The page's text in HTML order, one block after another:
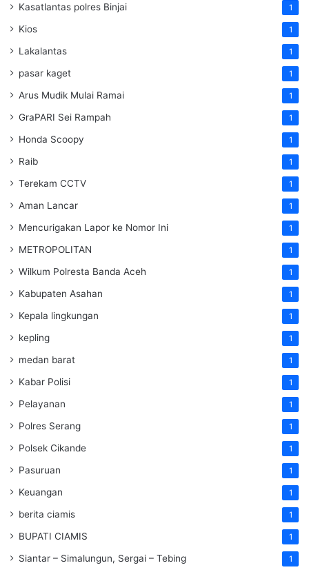
Kasatlantas polres Binjai 1
Kios 1
Lakalantas 1
pasar kaget 1
Arus Mudik Mulai Ramai 1
GraPARI Sei Rampah 1
Honda Scoopy 1
Raib 1
Terekam CCTV 1
Aman Lancar 1
Mencurigakan Lapor ke Nomor Ini 1
METROPOLITAN 1
Wilkum Polresta Banda Aceh 1
Kabupaten Asahan 1
Kepala lingkungan 1
kepling 1
medan barat 1
Kabar Polisi 1
Pelayanan 1
Polres Serang 1
Polsek Cikande 1
Pasuruan 1
Keuangan 1
berita ciamis 1
BUPATI CIAMIS 1
Siantar – Simalungun, Sergai – Tebing 1